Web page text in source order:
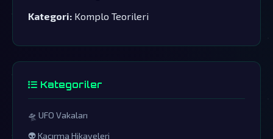
Kategori: Komplo Teorileri
Kategoriler
🛸 UFO Vakaları
👽 Kaçırma Hikayeleri